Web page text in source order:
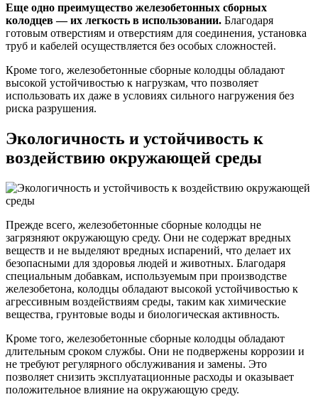
Еще одно преимущество железобетонных сборных
колодцев — их легкость в использовании. Благодаря
готовым отверстиям и отверстиям для соединения, установка
труб и кабелей осуществляется без особых сложностей.
Кроме того, железобетонные сборные колодцы обладают
высокой устойчивостью к нагрузкам, что позволяет
использовать их даже в условиях сильного нагружения без
риска разрушения.
Экологичность и устойчивость к
воздействию окружающей среды
Прежде всего, железобетонные сборные колодцы не
загрязняют окружающую среду. Они не содержат вредных
веществ и не выделяют вредных испарений, что делает их
безопасными для здоровья людей и животных. Благодаря
специальным добавкам, используемым при производстве
железобетона, колодцы обладают высокой устойчивостью к
агрессивным воздействиям среды, таким как химические
вещества, грунтовые воды и биологическая активность.
Кроме того, железобетонные сборные колодцы обладают
длительным сроком службы. Они не подвержены коррозии и
не требуют регулярного обслуживания и замены. Это
позволяет снизить эксплуатационные расходы и оказывает
положительное влияние на окружающую среду.